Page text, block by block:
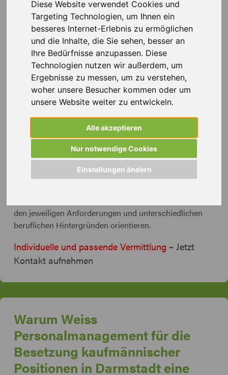
Diese Website verwendet Cookies und
Targeting Technologien, um Ihnen ein
besseres Internet-Erlebnis zu ermöglichen
und die Inhalte, die Sie sehen, besser an
Ihre Bedürfnisse anzupassen. Diese
Technologien nutzen wir außerdem, um
Ergebnisse zu messen, um zu verstehen,
woher unsere Besucher kommen oder um
unsere Website weiter zu entwickeln.
Alle akzeptieren
Nur notwendige Cookies
Einstellungen ändern
strukturierten und transparenten Lösungen. Auf
Grundlage fundierter Marktkenntnisse und eines
gewachsenen Netzwerks in der Region wird der
gesamte Vermittlungsprozess klar strukturiert und
individuell abgestimmt umgesetzt.
Im Fokus stehen sowohl die Anforderungen der
Unternehmen als auch die Qualifikationen und
beruflichen Zielsetzungen der Bewerbenden. Eine
sorgfältige Analyse bildet die Basis für passende
Rahmenbedingungen im Arbeitsmarkt. Transparente
Abläufe, nachvollziehbare Prozesse und eine sachliche
Kommunikation prägen die Zusammenarbeit.
Unabhängig davon, ob es sich um Einsätze im Rahmen
den jeweiligen Anforderungen und unterschiedlichen
beruflichen Hintergründen orientieren.
Individuelle und passende Vermittlung – Jetzt
Kontakt aufnehmen
Warum Weiss
Personalmanagement für die
Besetzung kaufmännischer
Positionen in Darmstadt eine